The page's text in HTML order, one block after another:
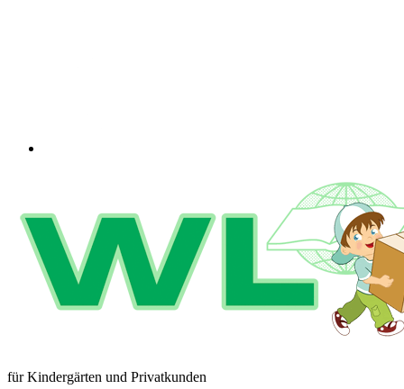
für Kindergärten und Privatkunden